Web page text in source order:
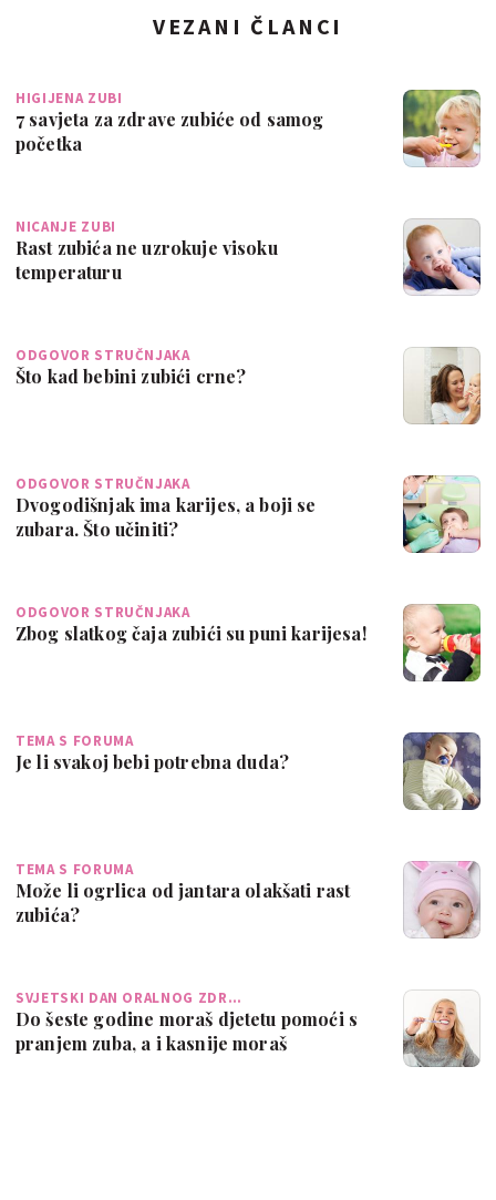
VEZANI ČLANCI
HIGIJENA ZUBI
7 savjeta za zdrave zubiće od samog
početka
NICANJE ZUBI
Rast zubića ne uzrokuje visoku
temperaturu
ODGOVOR STRUČNJAKA
Što kad bebini zubići crne?
ODGOVOR STRUČNJAKA
Dvogodišnjak ima karijes, a boji se
zubara. Što učiniti?
ODGOVOR STRUČNJAKA
Zbog slatkog čaja zubići su puni karijesa!
TEMA S FORUMA
Je li svakoj bebi potrebna duda?
TEMA S FORUMA
Može li ogrlica od jantara olakšati rast
zubića?
SVJETSKI DAN ORALNOG ZDR…
Do šeste godine moraš djetetu pomoći s
pranjem zuba, a i kasnije moraš